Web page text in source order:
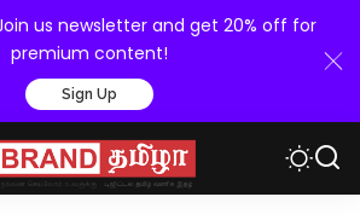
us newsletter and get 20% off for
premium content!
Sign Up